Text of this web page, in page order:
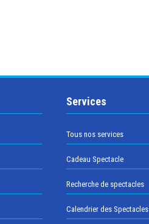
Services
Tous nos services
Cadeau Spectacle
Recherche de spectacles
Calendrier des Spectacles